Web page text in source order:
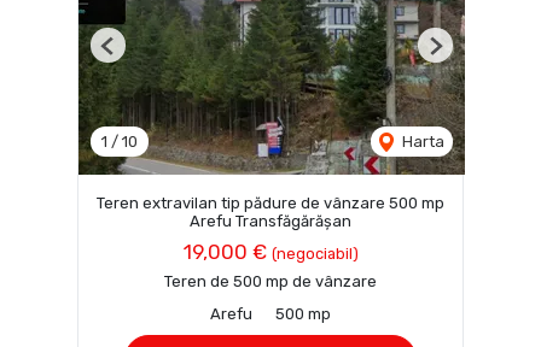
1 / 10 Harta
Previous Next
Teren extravilan tip pădure de vânzare 500 mp
Arefu Transfăgărășan
19,000 € (negociabil)
Teren de 500 mp de vânzare
Arefu
500 mp